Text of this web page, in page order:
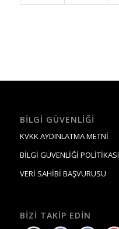
BILGI GÜVENLIĞI
KVKK AYDINLATMA METNİ
BİLGİ GÜVENLİĞİ POLİTİKASI
VERİ SAHİBİ BAŞVURUSU
BIZI TAKIP EDIN